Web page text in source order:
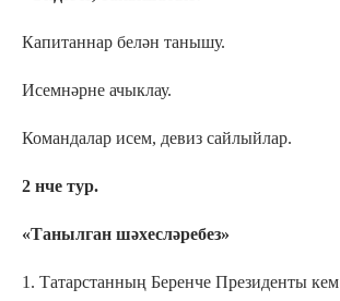
Капитаннар белән танышу.
Исемнәрне ачыклау.
Командалар исем, девиз сайлыйлар.
2 нче тур.
«Танылган шәхесләребез»
1. Татарстанның Беренче Президенты кем